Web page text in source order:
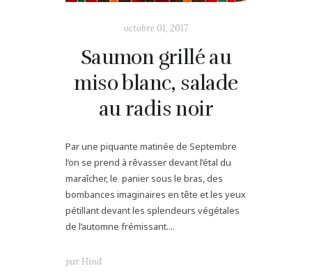
octobre 01, 2017
Saumon grillé au
miso blanc, salade
au radis noir
Par une piquante matinée de Septembre
l’on se prend à rêvasser devant l’étal du
maraîcher, le panier sous le bras, des
bombances imaginaires en tête et les yeux
pétillant devant les splendeurs végétales
de l’automne frémissant....
par Hind